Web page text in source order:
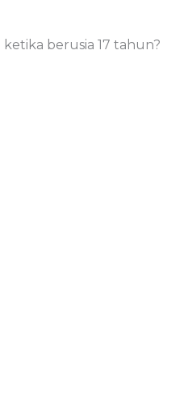
ketika berusia 17 tahun?